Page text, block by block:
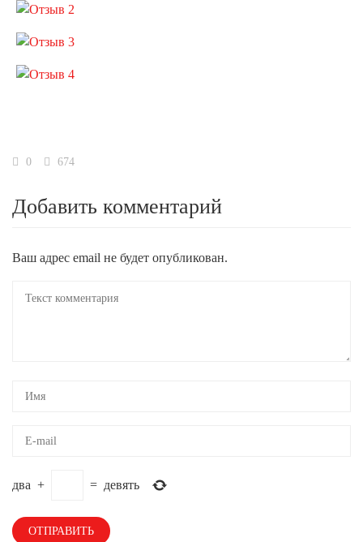
0 674
Добавить комментарий
Ваш адрес email не будет опубликован.
два + = девять